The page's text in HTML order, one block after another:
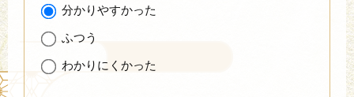
分かりやすかった
ふつう
わかりにくかった